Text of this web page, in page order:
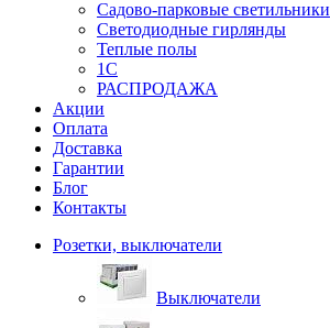
Садово-парковые светильники
Светодиодные гирлянды
Теплые полы
1С
РАСПРОДАЖА
Акции
Оплата
Доставка
Гарантии
Блог
Контакты
Розетки, выключатели
Выключатели